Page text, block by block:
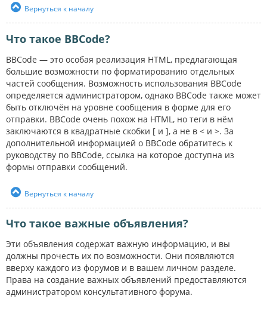
Вернуться к началу
Что такое BBCode?
BBCode — это особая реализация HTML, предлагающая
большие возможности по форматированию отдельных
частей сообщения. Возможность использования BBCode
определяется администратором, однако BBCode также может
быть отключён на уровне сообщения в форме для его
отправки. BBCode очень похож на HTML, но теги в нём
заключаются в квадратные скобки [ и ], а не в < и >. За
дополнительной информацией о BBCode обратитесь к
руководству по BBCode, ссылка на которое доступна из
формы отправки сообщений.
Вернуться к началу
Что такое важные объявления?
Эти объявления содержат важную информацию, и вы
должны прочесть их по возможности. Они появляются
вверху каждого из форумов и в вашем личном разделе.
Права на создание важных объявлений предоставляются
администратором консультативного форума.